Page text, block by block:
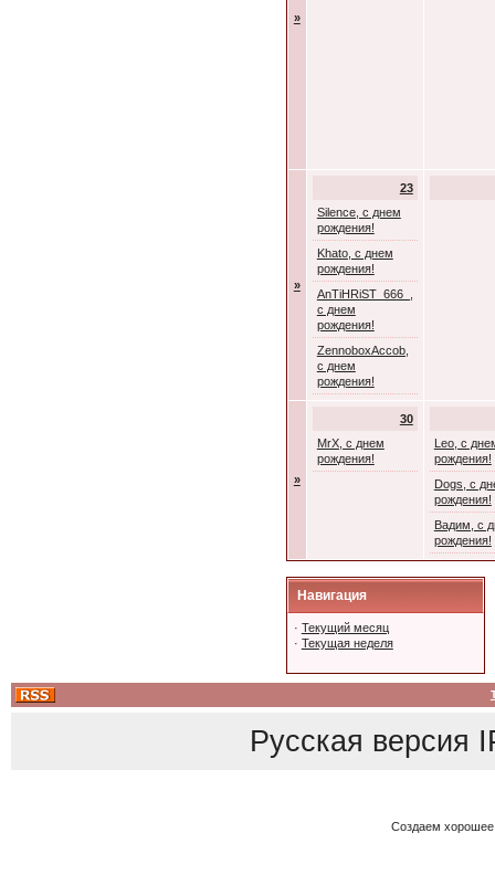
»
»
23
Silence, с днем
рождения!
Khato, с днем
рождения!
AnTiHRiST_666_,
с днем
рождения!
ZennoboxAccob,
с днем
рождения!
»
30
MrX, с днем
рождения!
Leo, с
рождения!
Dogs, с
рождения!
Вадим, с
рождения!
Навигация
· Текущий месяц
· Текущая неделя
Русская версия
Создаем